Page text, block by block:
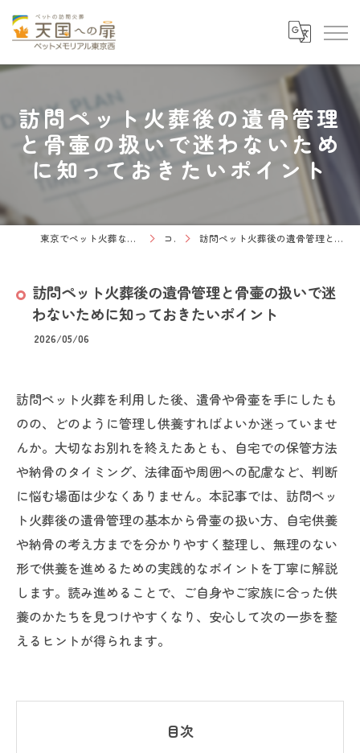
訪問ペット火葬後の遺骨管理
と骨壷の扱いで迷わないため
に知っておきたいポイント
東京でペット火葬なら天国への扉 ペットメモリアル東京西 コラム 訪問ペット火葬後の遺骨管理と骨壷の扱いで迷わないために知っておきたいポイント
訪問ペット火葬後の遺骨管理と骨壷の扱いで迷
わないために知っておきたいポイント
2026/05/06
訪問ペット火葬を利用した後、遺骨や骨壷を手にしたも
のの、どのように管理し供養すればよいか迷っていませ
んか。大切なお別れを終えたあとも、自宅での保管方法
や納骨のタイミング、法律面や周囲への配慮など、判断
に悩む場面は少なくありません。本記事では、訪問ペッ
ト火葬後の遺骨管理の基本から骨壷の扱い方、自宅供養
や納骨の考え方までを分かりやすく整理し、無理のない
形で供養を進めるための実践的なポイントを丁寧に解説
します。読み進めることで、ご自身やご家族に合った供
養のかたちを見つけやすくなり、安心して次の一歩を整
えるヒントが得られます。
目次